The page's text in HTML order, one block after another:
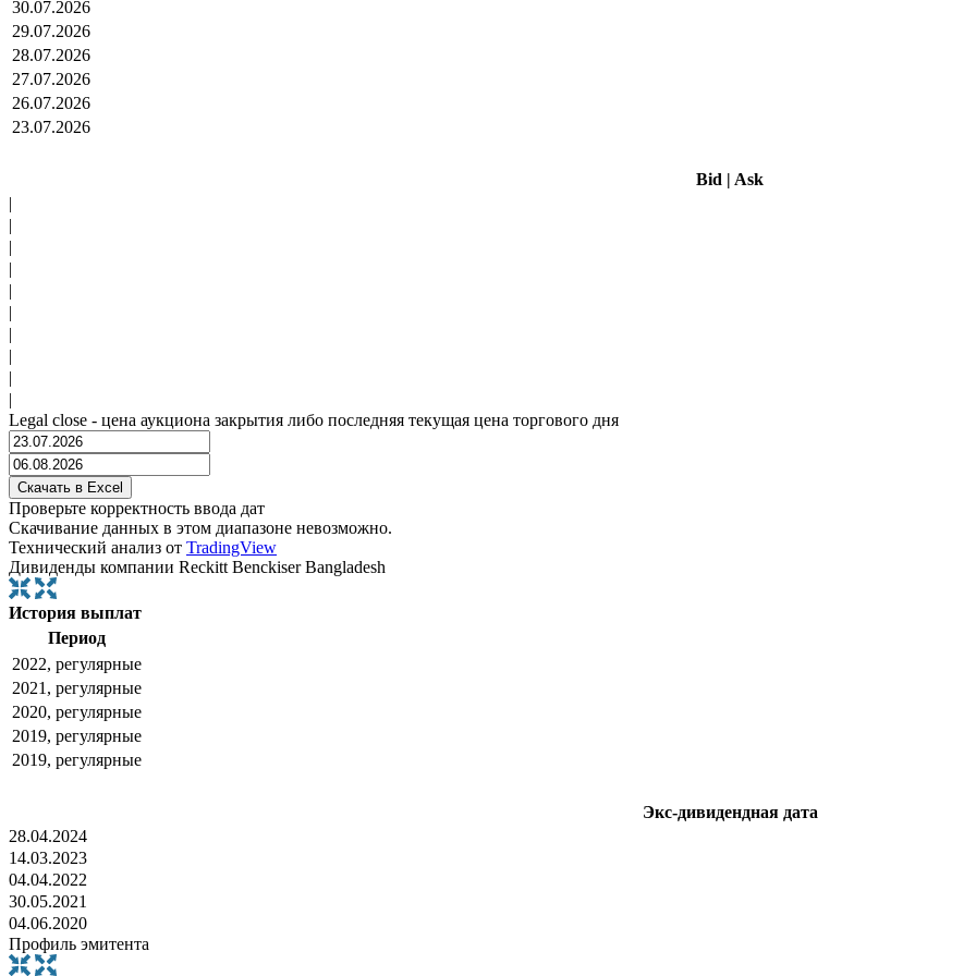
30.07.2026
29.07.2026
28.07.2026
27.07.2026
26.07.2026
23.07.2026
Bid | Ask
|
|
|
|
|
|
|
|
|
|
Legal close - цена аукциона закрытия либо последняя текущая цена торгового дня
Проверьте корректность ввода дат
Скачивание данных в этом диапазоне невозможно.
Технический анализ от TradingView
Дивиденды компании Reckitt Benckiser Bangladesh
История выплат
Период
2022, регулярные
2021, регулярные
2020, регулярные
2019, регулярные
2019, регулярные
Экс-дивидендная дата
28.04.2024
14.03.2023
04.04.2022
30.05.2021
04.06.2020
Профиль эмитента